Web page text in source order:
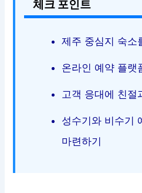
체크 포인트
제주 중심지 숙소
온라인 예약 플랫
고객 응대에 친절
성수기와 비수기
마련하기